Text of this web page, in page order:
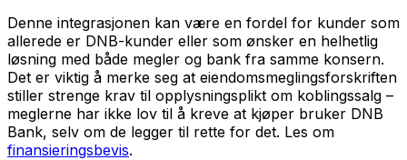
Denne integrasjonen kan være en fordel for kunder som
allerede er DNB-kunder eller som ønsker en helhetlig
løsning med både megler og bank fra samme konsern.
Det er viktig å merke seg at eiendomsmeglingsforskriften
stiller strenge krav til opplysningsplikt om koblingssalg –
meglerne har ikke lov til å kreve at kjøper bruker DNB
Bank, selv om de legger til rette for det. Les om
finansieringsbevis.